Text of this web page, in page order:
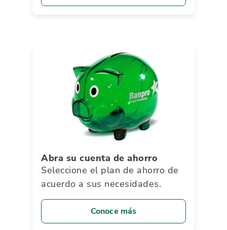
Abra su cuenta de ahorro
Seleccione el plan de ahorro de
acuerdo a sus necesidades.
Conoce más